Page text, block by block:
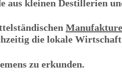
aus kleinen Destillerien
die lokale
zu erkunden.